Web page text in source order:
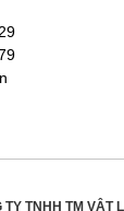
TY TNHH TM VẬT